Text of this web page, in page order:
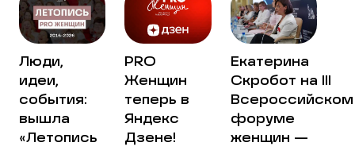
Люди,
идеи,
события:
вышла
«Летопись
PRO
Женщин
теперь в
Яндекс
Дзене!
Екатерина
Скробот на III
Всероссийском
форуме
женщин —